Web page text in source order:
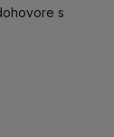
s